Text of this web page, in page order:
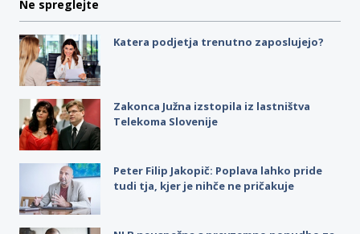
Ne spreglejte
Katera podjetja trenutno zaposlujejo?
Zakonca Južna izstopila iz lastništva
Telekoma Slovenije
Peter Filip Jakopič: Poplava lahko pride
tudi tja, kjer je nihče ne pričakuje